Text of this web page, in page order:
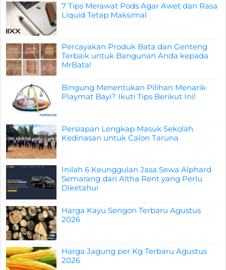
7 Tips Merawat Pods Agar Awet dan Rasa
Liquid Tetap Maksimal
Percayakan Produk Bata dan Genteng
Terbaik untuk Bangunan Anda kepada
MrBata!
Bingung Menentukan Pilihan Menarik
Playmat Bayi? Ikuti Tips Berikut Ini!
Persiapan Lengkap Masuk Sekolah
Kedinasan untuk Calon Taruna
Inilah 6 Keunggulan Jasa Sewa Alphard
Semarang dari Altha Rent yang Perlu
Diketahui
Harga Kayu Sengon Terbaru Agustus
2026
Harga Jagung per Kg Terbaru Agustus
2026